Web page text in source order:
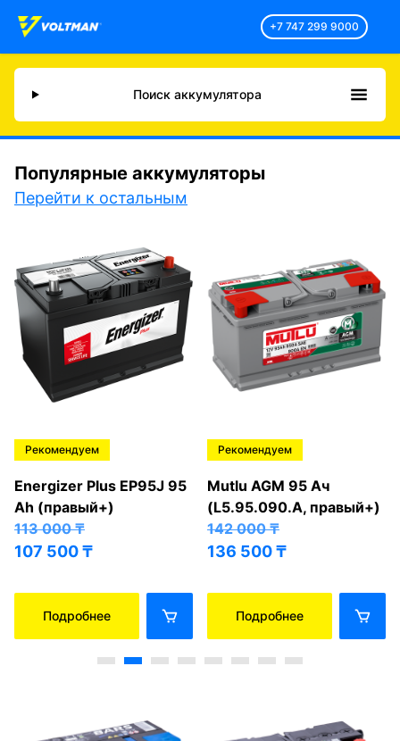
+7 747 299 9000
Поиск аккумулятора
Популярные аккумуляторы
Перейти к остальным
Рекомендуем
Energizer Plus EP95J 95
Ah (правый+)
113 000₸
107 500₸
Подробнее
Рекомендуем
Mutlu AGM 95 Ач
(L5.95.090.A, правый+)
142 000₸
136 500₸
Подробнее